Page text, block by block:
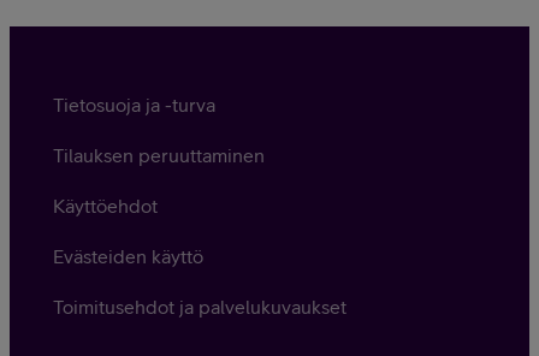
Tietosuoja ja -turva
Tilauksen peruuttaminen
Käyttöehdot
Evästeiden käyttö
Toimitusehdot ja palvelukuvaukset